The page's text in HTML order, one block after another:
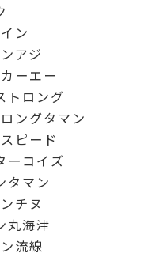
ン
アジ
ーエー
トロング
ングタマン
ピード
ーコイズ
タマン
チヌ
丸海津
流線